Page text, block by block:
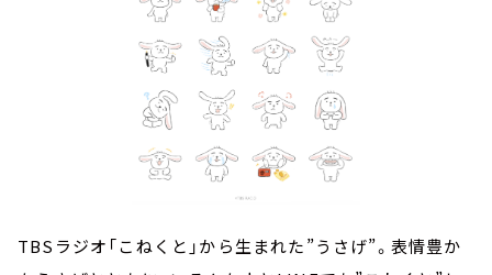
TBSラジオ「こねくと」から生まれた”うさげ”。表情豊か